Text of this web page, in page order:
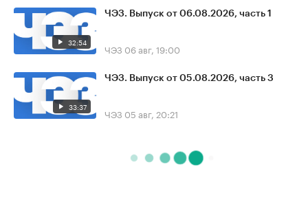
32:54
ЧЭЗ. Выпуск от 06.08.2026, часть 1
ЧЭЗ 06 авг, 19:00
33:37
ЧЭЗ. Выпуск от 05.08.2026, часть 3
ЧЭЗ 05 авг, 20:21